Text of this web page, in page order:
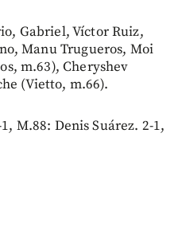
Gabriel, Víctor Ruiz,
Manu Trugueros, Moi
m.63), Cheryshev
(Vietto, m.66).
M.88: Denis Suárez. 2-1,